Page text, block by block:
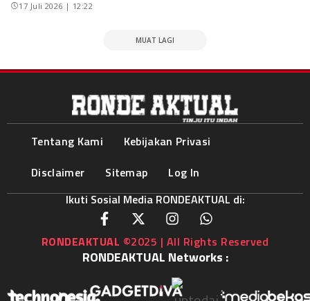
17 Juli 2026 | 12:22
MUAT LAGI
Tentang Kami
Kebijakan Privasi
Disclaimer
Sitemap
Log In
Ikuti Sosial Media RONDEAKTUAL di:
RONDEAKTUAL ©2025 | All Rights Reserved
RONDEAKTUAL Networks :